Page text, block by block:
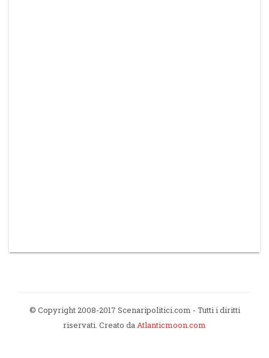
© Copyright 2008-2017 Scenaripolitici.com - Tutti i diritti
riservati. Creato daAtlanticmoon.com